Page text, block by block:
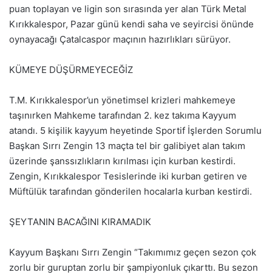
puan toplayan ve ligin son sırasında yer alan Türk Metal
Kırıkkalespor, Pazar günü kendi saha ve seyircisi önünde
oynayacağı Çatalcaspor maçının hazırlıkları sürüyor.
KÜMEYE DÜŞÜRMEYECEĞİZ
T.M. Kırıkkalespor’un yönetimsel krizleri mahkemeye
taşınırken Mahkeme tarafından 2. kez takıma Kayyum
atandı. 5 kişilik kayyum heyetinde Sportif İşlerden Sorumlu
Başkan Sırrı Zengin 13 maçta tel bir galibiyet alan takım
üzerinde şanssızlıkların kırılması için kurban kestirdi.
Zengin, Kırıkkalespor Tesislerinde iki kurban getiren ve
Müftülük tarafından gönderilen hocalarla kurban kestirdi.
ŞEYTANIN BACAĞINI KIRAMADIK
Kayyum Başkanı Sırrı Zengin “Takımımız geçen sezon çok
zorlu bir guruptan zorlu bir şampiyonluk çıkarttı. Bu sezon